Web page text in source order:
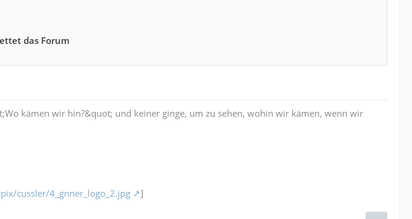
das Forum
kämen wir hin?&quot; und keiner ginge, um zu sehen, wohin wir kämen, wenn wir
cussler/4_gnner_logo_2.jpg ]